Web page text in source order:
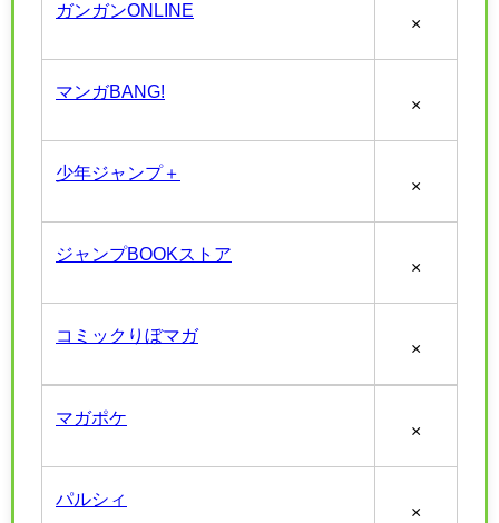
ガンガンONLINE
×
マンガBANG!
×
少年ジャンプ＋
×
ジャンプBOOKストア
×
コミックりぼマガ
×
マガポケ
×
パルシィ
×